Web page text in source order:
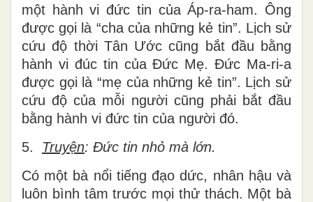
một hành vi đức tin của Áp-ra-ham. Ông
được gọi là “cha của những kẻ tin”. Lịch sử
cứu độ thời Tân Ước cũng bắt đầu bằng
hành vi đúc tin của Đức Mẹ. Đức Ma-ri-a
được gọi là “mẹ của những kẻ tin”. Lịch sử
cứu độ của mỗi người cũng phải bắt đầu
bằng hành vi đức tin của người đó.
5. Truyện: Đức tin nhỏ mà lớn.
Có một bà nổi tiếng đạo dức, nhân hậu và
luôn bình tâm trước mọi thử thách. Một bà